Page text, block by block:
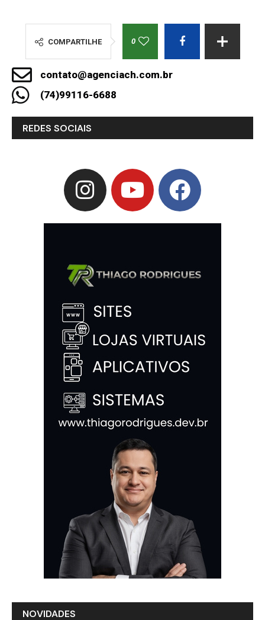
COMPARTILHE 0
contato@agenciach.com.br
(74)99116-6688
REDES SOCIAIS
NOVIDADES